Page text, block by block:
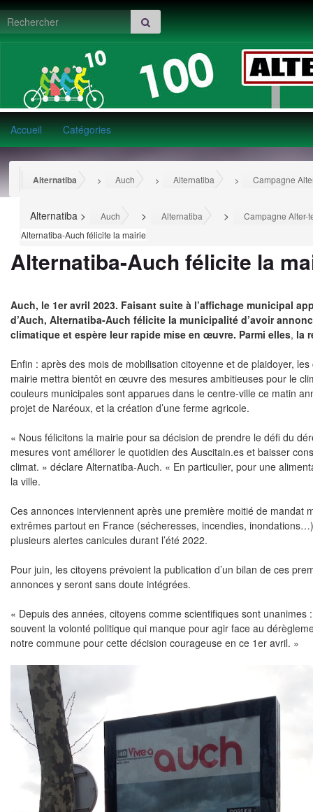
Search for:
Accueil Catégories
Alternatiba > Auch > Alternatiba > Campagne
Alternatiba > Auch > Alternatiba >
Campagne Alter-
Alternatiba-Auch félicite la mairie
Alternatiba-Auch félicite la
Auch, le 1er avril 2023. Faisant suite à l’affichage municipal
d’Auch, Alternatiba-Auch félicite la municipalité d’avoir
climatique et espère leur rapide mise en œuvre. Parmi elles, la
Enfin : après des mois de mobilisation citoyenne et de plaidoyer,
mairie mettra bientôt en œuvre des mesures ambitieuses pour le
couleurs municipales sont apparues dans le centre-ville ce matin
projet de Naréoux, et la création d’une ferme agricole.
« Nous félicitons la mairie pour sa décision de prendre le défi du
mesures vont améliorer le quotidien des Auscitain.es et baisser
climat. » déclare Alternatiba-Auch. « En particulier, pour une
la ville.
Ces annonces interviennent après une première moitié de mandat
extrêmes partout en France (sécheresses, incendies,
plusieurs alertes canicules durant l’été 2022.
Pour juin, les citoyens prévoient la publication d’un bilan de ces
annonces y seront sans doute intégrées.
« Depuis des années, citoyens comme scientifiques sont unanimes
souvent la volonté politique qui manque pour agir face au
notre commune pour cette décision courageuse en ce 1er avril. »